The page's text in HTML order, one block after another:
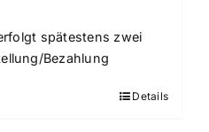
spätestens zwei
Bezahlung
Details